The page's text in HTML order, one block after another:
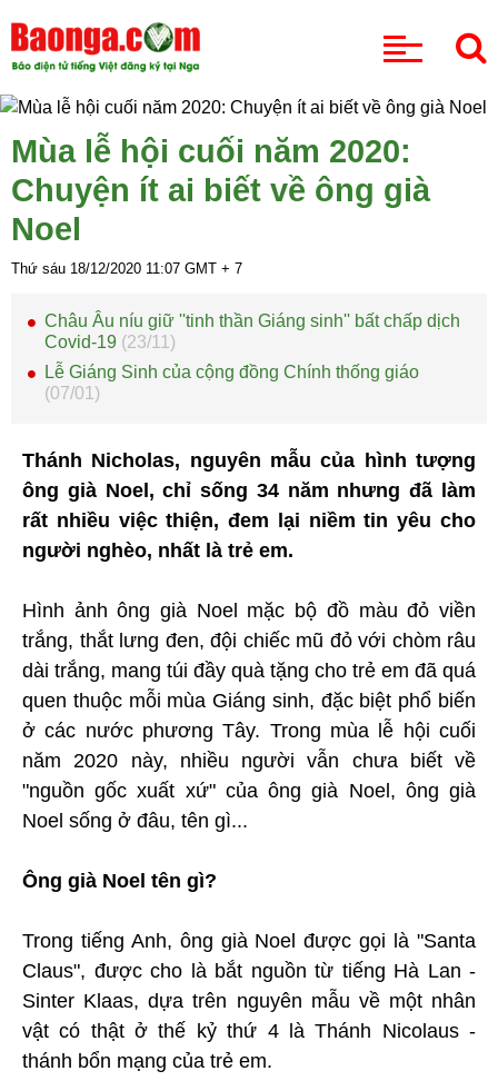
Mùa lễ hội cuối năm 2020:
Chuyện ít ai biết về ông già
Noel
Thứ sáu 18/12/2020 11:07 GMT + 7
Châu Âu níu giữ ''tinh thần Giáng sinh'' bất chấp dịch
Covid-19 (23/11)
Lễ Giáng Sinh của cộng đồng Chính thống giáo
(07/01)
Thánh Nicholas, nguyên mẫu của hình tượng
ông già Noel, chỉ sống 34 năm nhưng đã làm
rất nhiều việc thiện, đem lại niềm tin yêu cho
người nghèo, nhất là trẻ em.
Hình ảnh ông già Noel mặc bộ đồ màu đỏ viền
trắng, thắt lưng đen, đội chiếc mũ đỏ với chòm râu
dài trắng, mang túi đầy quà tặng cho trẻ em đã quá
quen thuộc mỗi mùa Giáng sinh, đặc biệt phổ biến
ở các nước phương Tây. Trong mùa lễ hội cuối
năm 2020 này, nhiều người vẫn chưa biết về
"nguồn gốc xuất xứ" của ông già Noel, ông già
Noel sống ở đâu, tên gì...
Ông già Noel tên gì?
Trong tiếng Anh, ông già Noel được gọi là "Santa
Claus", được cho là bắt nguồn từ tiếng Hà Lan -
Sinter Klaas, dựa trên nguyên mẫu về một nhân
vật có thật ở thế kỷ thứ 4 là Thánh Nicolaus -
thánh bổn mạng của trẻ em.